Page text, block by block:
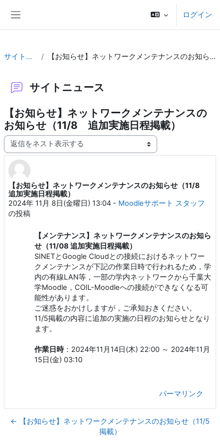
ログイン
サイトニュース 【お知らせ】ネットワークメンテナンスのお知らせ（11/8 追加実施日程掲載）
サイトニュース
【お知らせ】ネットワークメンテナンスの
お知らせ（11/8 追加実施日程掲載）
表示モード
【お知らせ】ネットワークメンテナンスのお知らせ（11/8
追加実施日程掲載）
2024年 11月 8日(金曜日) 13:04 - Moodleサポート スタッフ
の投稿
返信数: 0
【メンテナンス】ネットワークメンテナンスのお知ら
せ（11/08 追加実施日程掲載）
SINETとGoogle Cloudとの接続におけるネットワー
クメンテナンスが下記の作業日時で行われるため，学
内の有線LAN等，一部の学内ネットワークから千葉大
学Moodle，COIL-Moodleへの接続ができなくなる可
能性があります。
ご迷惑をおかけしますが，ご承知おきください。
11/5掲載の内容に追加の実施の日程のお知らせとなり
ます。
作業日時 ：2024年11月14日(木) 22:00 ～ 2024年11月
15日(金) 03:10
パーマリンク
← 【お知らせ】ネットワークメンテナンスのお知らせ（11/5
掲載）